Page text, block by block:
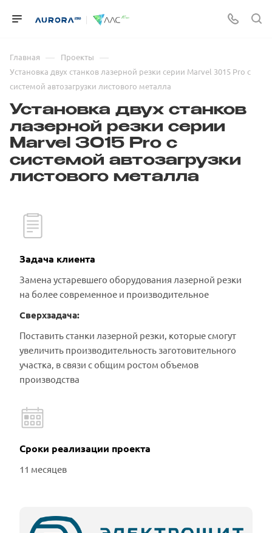
Главная — Проекты —
Установка двух станков лазерной резки серии Marvel 3015 Pro с
системой автозагрузки листового металла
Установка двух станков
лазерной резки серии
Marvel 3015 Pro с
системой автозагрузки
листового металла
Задача клиента
Замена устаревшего оборудования лазерной резки
на более современное и производительное
Сверхзадача:
Поставить станки лазерной резки, которые смогут
увеличить производительность заготовительного
участка, в связи с общим ростом объемов
производства
Сроки реализации проекта
11 месяцев